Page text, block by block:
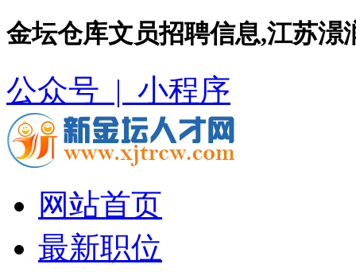
金坛仓库文员招聘信息,江苏
公众号 | 小程序
网站首页
最新职位